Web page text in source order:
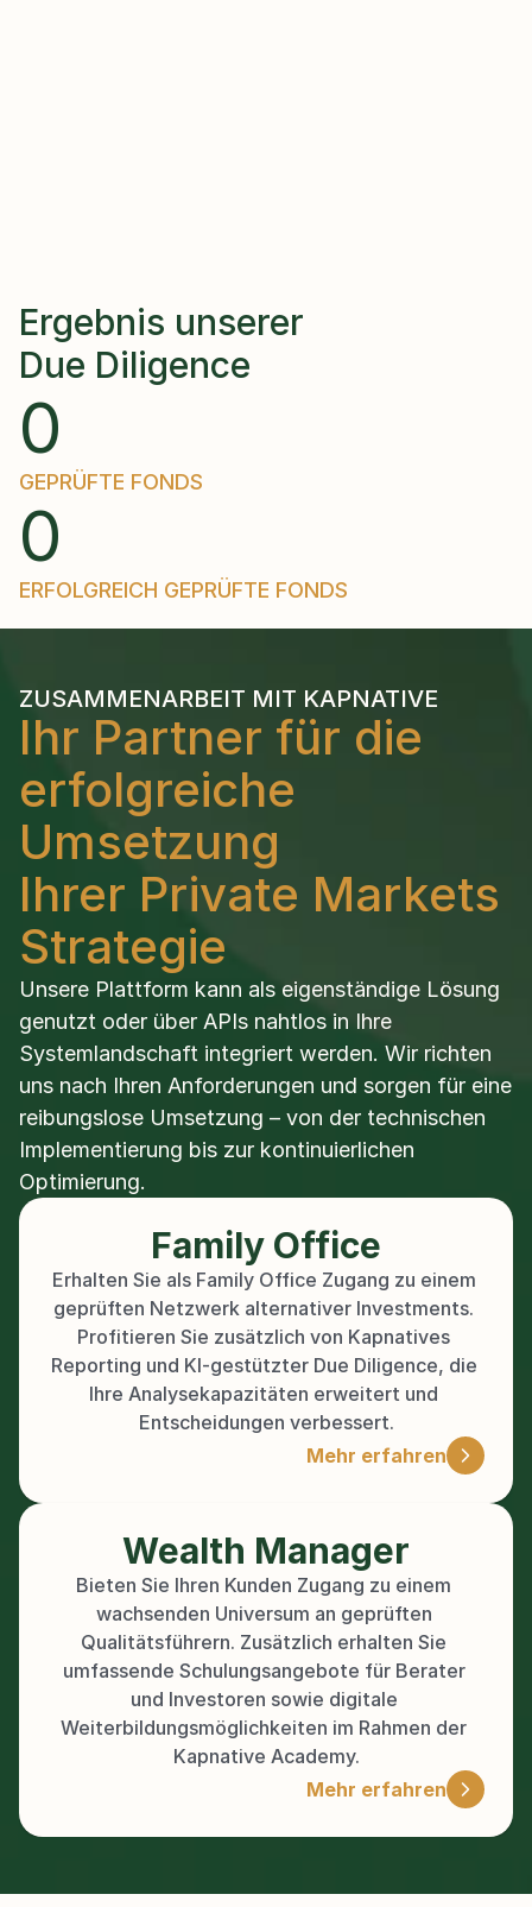
Ergebnis unserer
Due Diligence
0
GEPRÜFTE FONDS
0
ERFOLGREICH GEPRÜFTE FONDS
Family Office
Erhalten Sie als Family Office Zugang zu einem
geprüften Netzwerk alternativer Investments.
Profitieren Sie zusätzlich von Kapnatives
Reporting und KI-gestützter Due Diligence, die
Ihre Analysekapazitäten erweitert und
Entscheidungen verbessert.
Mehr erfahren
Wealth Manager
Bieten Sie Ihren Kunden Zugang zu einem
wachsenden Universum an geprüften
Qualitätsführern. Zusätzlich erhalten Sie
umfassende Schulungsangebote für Berater
und Investoren sowie digitale
Weiterbildungsmöglichkeiten im Rahmen der
Kapnative Academy.
Mehr erfahren
ZUSAMMENARBEIT MIT KAPNATIVE
Ihr Partner für die
erfolgreiche
Umsetzung
Ihrer Private Markets
Strategie
Unsere Plattform kann als eigenständige Lösung
genutzt oder über APIs nahtlos in Ihre
Systemlandschaft integriert werden. Wir richten
uns nach Ihren Anforderungen und sorgen für eine
reibungslose Umsetzung – von der technischen
Implementierung bis zur kontinuierlichen
Optimierung.